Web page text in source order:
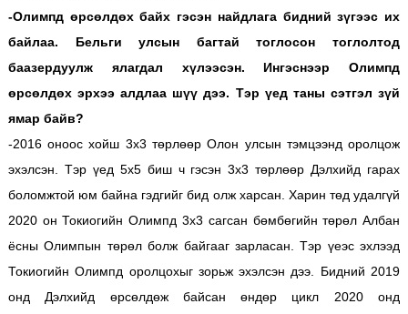
-Олимпд өрсөлдөх байх гэсэн найдлага бидний зүгээс их
байлаа. Бельги улсын багтай тоглосон тоглолтод
баазердуулж ялагдал хүлээсэн. Ингэснээр Олимпд
өрсөлдөх эрхээ алдлаа шүү дээ. Тэр үед таны сэтгэл зүй
ямар байв?
-2016 оноос хойш 3х3 төрлөөр Олон улсын тэмцээнд оролцож
эхэлсэн. Тэр үед 5х5 биш ч гэсэн 3х3 төрлөөр Дэлхийд гарах
боломжтой юм байна гэдгийг бид олж харсан. Харин төд удалгүй
2020 он Токиогийн Олимпд 3х3 сагсан бөмбөгийн төрөл Албан
ёсны Олимпын төрөл болж байгааг зарласан. Тэр үеэс эхлээд
Токиогийн Олимпд оролцохыг зорьж эхэлсэн дээ. Бидний 2019
онд Дэлхийд өрсөлдөж байсан өндөр цикл 2020 онд